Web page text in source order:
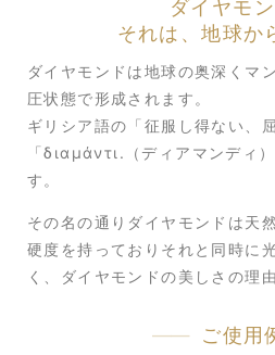
ダイヤモン
それは、地球か
ダイヤモンドは地球の奥深くマ
圧状態で形成されます。
ギリシア語の「征服し得ない、
「διαμάντι.（ディアマンディ
す。
その名の通りダイヤモンドは天
硬度を持っており それと同時に
く、ダイヤモンドの美しさの理
ご使用